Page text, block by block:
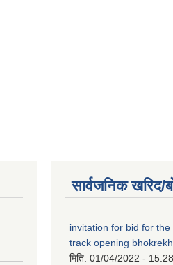
सार्वजनिक खरिद/
invitation for bid for
track opening
मिति: 01/04/2022 - 15:28